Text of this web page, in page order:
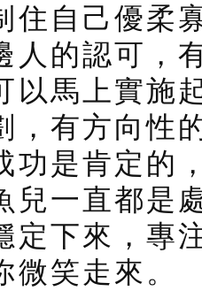
住自己優柔
人的認可，
以馬上實施
，有方向性
功是肯定的
兒一直都是
定下來，專
笑走來。